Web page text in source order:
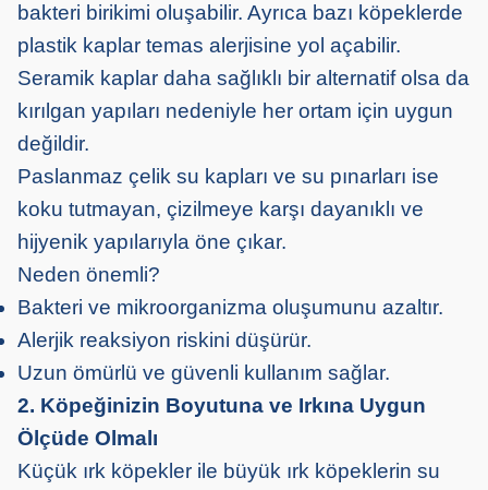
bakteri birikimi oluşabilir. Ayrıca bazı köpeklerde
plastik kaplar temas alerjisine yol açabilir.
Seramik kaplar daha sağlıklı bir alternatif olsa da
kırılgan yapıları nedeniyle her ortam için uygun
değildir.
Paslanmaz çelik su kapları ve su pınarları ise
koku tutmayan, çizilmeye karşı dayanıklı ve
hijyenik yapılarıyla öne çıkar.
Neden önemli?
Bakteri ve mikroorganizma oluşumunu azaltır.
Alerjik reaksiyon riskini düşürür.
Uzun ömürlü ve güvenli kullanım sağlar.
2. Köpeğinizin Boyutuna ve Irkına Uygun
Ölçüde Olmalı
Küçük ırk köpekler ile büyük ırk köpeklerin su